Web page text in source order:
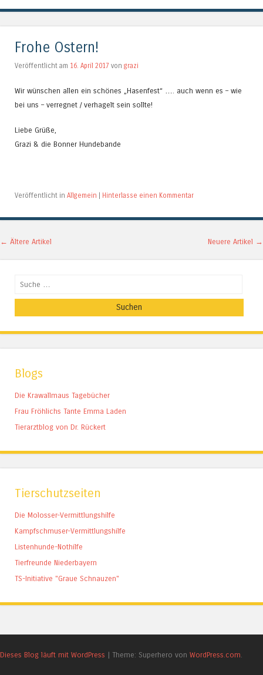
Frohe Ostern!
Veröffentlicht am 16. April 2017 von grazi
Wir wünschen allen ein schönes „Hasenfest“ …. auch wenn es – wie
bei uns – verregnet / verhagelt sein sollte!
Liebe Grüße,
Grazi & die Bonner Hundebande
Veröffentlicht in Allgemein | Hinterlasse einen Kommentar
Artikel-Navigation
← Ältere Artikel Neuere Artikel →
Suchen
Blogs
Die Krawallmaus Tagebücher
Frau Fröhlichs Tante Emma Laden
Tierarztblog von Dr. Rückert
Tierschutzseiten
Die Molosser-Vermittlungshilfe
Kampfschmuser-Vermittlungshilfe
Listenhunde-Nothilfe
Tierfreunde Niederbayern
TS-Initiative "Graue Schnauzen"
Dieses Blog läuft mit WordPress | Theme: Superhero von WordPress.com.